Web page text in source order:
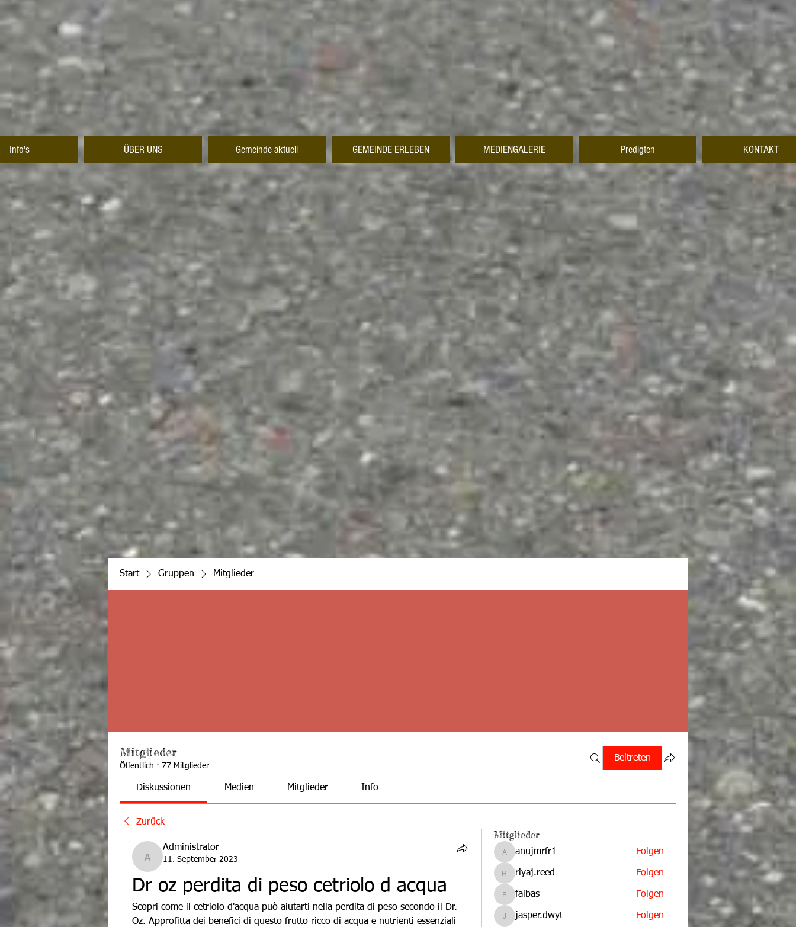
Info's ÜBER UNS Gemeinde aktuell GEMEINDE ERLEBEN MEDIENGALERIE Predigten KONTAKT
Start Gruppen Mitglieder
Mitglieder
Öffentlich · 77 Mitglieder
Beitreten
Diskussionen Medien Mitglieder Info
Zurück
Administrator
Administrator
11. September 2023
Dr oz perdita di peso cetriolo d acqua
Scopri come il cetriolo d'acqua può aiutarti nella perdita di peso secondo il Dr.
Oz. Approfitta dei benefici di questo frutto ricco di acqua e nutrienti essenziali
Mitglieder
anujmrfr1
anujmrfr1 Folgen
riyaj.reed
riyaj.reed Folgen
faibas
faibas Folgen
jasper.dwyt
jasper.dwyt Folgen